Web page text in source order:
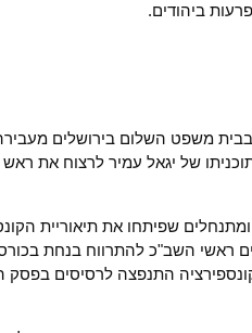
ביהודים.
משפט השלום בירושלים
של יגאל עמיר לרצוח את
ומתנחלים שפיתחו את תיאוריית
ראשי השב"כ להתרווח בנחת
התנפצה לרסיסים בפסק